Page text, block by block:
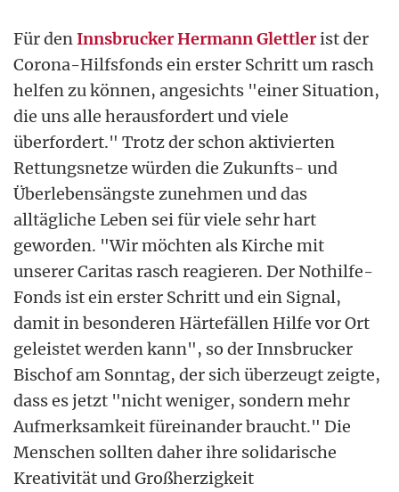
Für den Innsbrucker Hermann Glettlerist der
Corona-Hilfsfonds ein erster Schritt um rasch
helfen zu können, angesichts "einer Situation,
die uns alle herausfordert und viele
überfordert." Trotz der schon aktivierten
Rettungsnetze würden die Zukunfts- und
Überlebensängste zunehmen und das
alltägliche Leben sei für viele sehr hart
geworden. "Wir möchten als Kirche mit
unserer Caritas rasch reagieren. Der Nothilfe-
Fonds ist ein erster Schritt und ein Signal,
damit in besonderen Härtefällen Hilfe vor Ort
geleistet werden kann", so der Innsbrucker
Bischof am Sonntag, der sich überzeugt zeigte,
dass es jetzt "nicht weniger, sondern mehr
Aufmerksamkeit füreinander braucht." Die
Menschen sollten daher ihre solidarische
Kreativität und Großherzigkeit